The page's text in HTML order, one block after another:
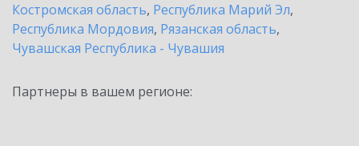
Костромская область, Республика Марий Эл,
Республика Мордовия, Рязанская область,
Чувашская Республика - Чувашия
Партнеры в вашем регионе: